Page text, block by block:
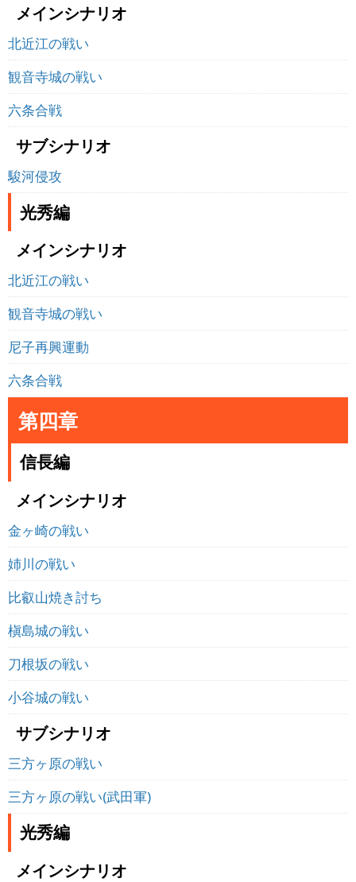
メインシナリオ
北近江の戦い
観音寺城の戦い
六条合戦
サブシナリオ
駿河侵攻
光秀編
メインシナリオ
北近江の戦い
観音寺城の戦い
尼子再興運動
六条合戦
第四章
信長編
メインシナリオ
金ヶ崎の戦い
姉川の戦い
比叡山焼き討ち
槇島城の戦い
刀根坂の戦い
小谷城の戦い
サブシナリオ
三方ヶ原の戦い
三方ヶ原の戦い(武田軍)
光秀編
メインシナリオ